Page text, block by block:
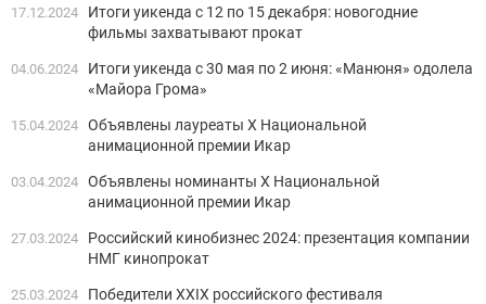
17.12.2024
Итоги уикенда с 12 по 15 декабря: новогодние
фильмы захватывают прокат
04.06.2024
Итоги уикенда с 30 мая по 2 июня: «Манюня» одолела
«Майора Грома»
15.04.2024 Объявлены лауреаты X Национальной
анимационной премии Икар
03.04.2024 Объявлены номинанты X Национальной
анимационной премии Икар
27.03.2024
Российский кинобизнес 2024: презентация компании
НМГ кинопрокат
25.03.2024
Победители XXIX российского фестиваля